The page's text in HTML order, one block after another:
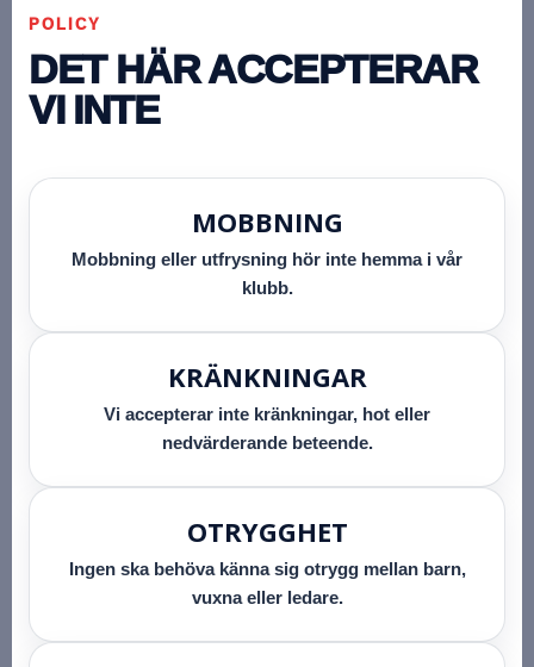
POLICY
DET HÄR ACCEPTERAR
VI INTE
MOBBNING
Mobbning eller utfrysning hör inte hemma i vår
klubb.
KRÄNKNINGAR
Vi accepterar inte kränkningar, hot eller
nedvärderande beteende.
OTRYGGHET
Ingen ska behöva känna sig otrygg mellan barn,
vuxna eller ledare.